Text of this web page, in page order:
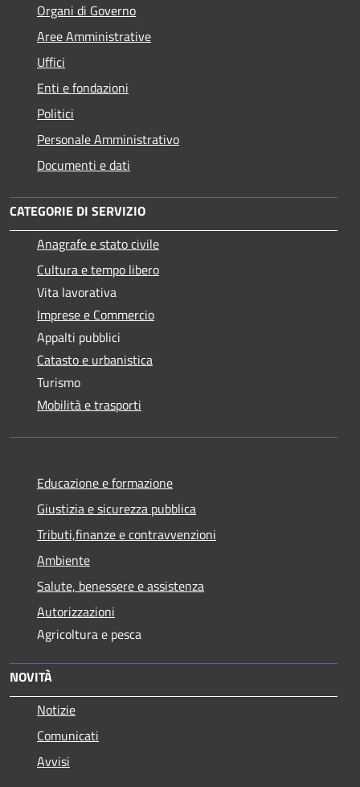
Organi di Governo
Aree Amministrative
Uffici
Enti e fondazioni
Politici
Personale Amministrativo
Documenti e dati
CATEGORIE DI SERVIZIO
Anagrafe e stato civile
Cultura e tempo libero
Vita lavorativa
Imprese e Commercio
Appalti pubblici
Catasto e urbanistica
Turismo
Mobilità e trasporti
Educazione e formazione
Giustizia e sicurezza pubblica
Tributi,finanze e contravvenzioni
Ambiente
Salute, benessere e assistenza
Autorizzazioni
Agricoltura e pesca
NOVITÀ
Notizie
Comunicati
Avvisi